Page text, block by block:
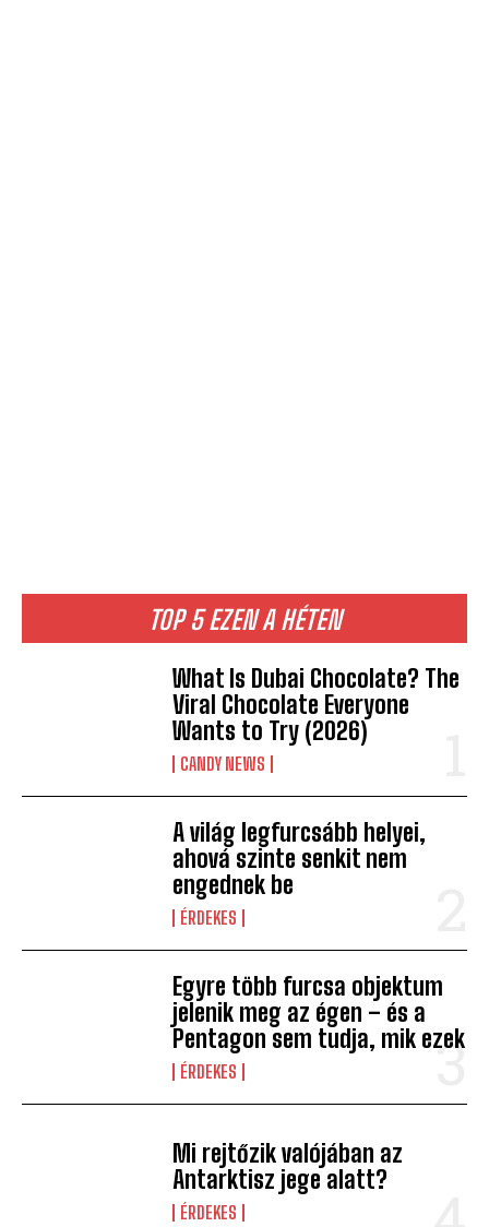
TOP 5 EZEN A HÉTEN
What Is Dubai Chocolate? The
Viral Chocolate Everyone
Wants to Try (2026)
CANDY NEWS
A világ legfurcsább helyei,
ahová szinte senkit nem
engednek be
ÉRDEKES
Egyre több furcsa objektum
jelenik meg az égen – és a
Pentagon sem tudja, mik ezek
ÉRDEKES
Mi rejtőzik valójában az
Antarktisz jege alatt?
ÉRDEKES